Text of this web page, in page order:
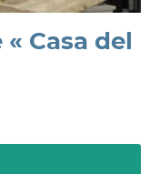
Casa del